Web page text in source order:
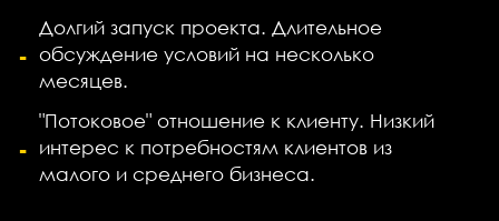
Долгий запуск проекта. Длительное
обсуждение условий на несколько
месяцев.
"Потоковое" отношение к клиенту. Низкий
интерес к потребностям клиентов из
малого и среднего бизнеса.